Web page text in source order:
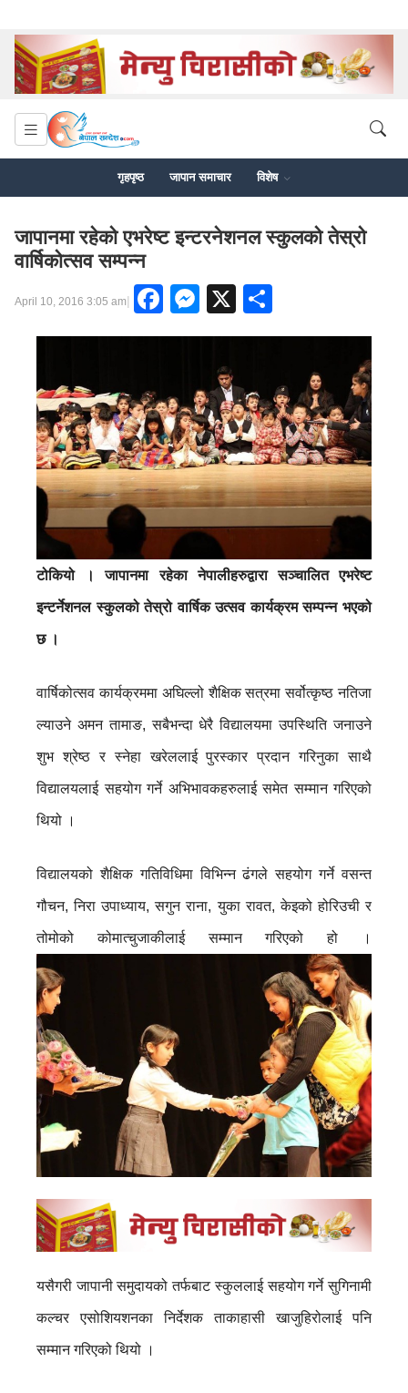
गृहपृष्ठ जापान समाचार विशेष
जापानमा रहेको एभरेष्ट इन्टरनेशनल स्कुलको तेस्रो
वार्षिकोत्सव सम्पन्न
April 10, 2016 3:05 am| Facebook
Messenger
X
टोकियो । जापानमा रहेका नेपालीहरुद्वारा सञ्चालित एभरेष्ट
इन्टर्नेशनल स्कुलको तेस्रो वार्षिक उत्सव कार्यक्रम सम्पन्न भएको
छ ।
वार्षिकोत्सव कार्यक्रममा अघिल्लो शैक्षिक सत्रमा सर्वोत्कृष्ठ नतिजा
ल्याउने अमन तामाङ, सबैभन्दा धेरै विद्यालयमा उपस्थिति जनाउने
शुभ श्रेष्ठ र स्नेहा खरेललाई पुरस्कार प्रदान गरिनुका साथै
विद्यालयलाई सहयोग गर्ने अभिभावकहरुलाई समेत सम्मान गरिएको
थियो ।
विद्यालयको शैक्षिक गतिविधिमा विभिन्न ढंगले सहयोग गर्ने वसन्त
गौचन, निरा उपाध्याय, सगुन राना, युका रावत, केइको होरिउची र
तोमोको कोमात्चुजाकीलाई सम्मान गरिएको हो ।
यसैगरी जापानी समुदायको तर्फबाट स्कुललाई सहयोग गर्ने सुगिनामी
कल्चर एसोशियशनका निर्देशक ताकाहासी खाजुहिरोलाई पनि
सम्मान गरिएको थियो ।